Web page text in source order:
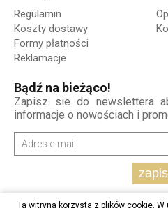
Regulamin
Koszty dostawy
Formy płatności
Reklamacje
Bądź na bieżąco!
Zapisz sie do newslettera
informacje o nowościach i
Ta witryna korzysta z plików cookie.